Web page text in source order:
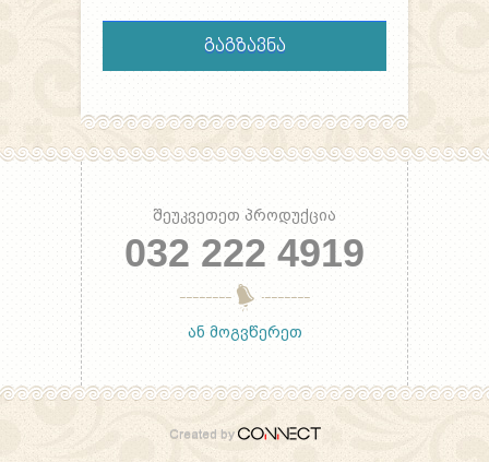
შეუკვეთეთ პროდუქცია
032 222 4919
ან მოგვწერეთ
Created by